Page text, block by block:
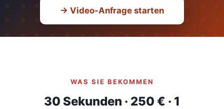
→ Video-Anfrage starten
WAS SIE BEKOMMEN
30 Sekunden · 250 € · 1